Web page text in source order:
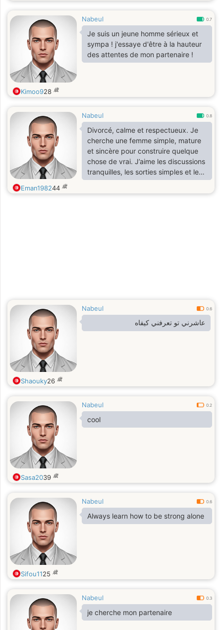
Nabeul 0.7
Je suis un jeune homme sérieux et
sympa ! j'essaye d'être à la hauteur
des attentes de mon partenaire !
Kimoo928 歳
Nabeul 0.8
Divorcé, calme et respectueux. Je
cherche une femme simple, mature
et sincère pour construire quelque
chose de vrai. J’aime les discussions
tranquilles, les sorties simples et les
personnes honnête
Eman198244 歳
Nabeul 0.6
عاشرني تو تعرفني كيفاه
Shaouky26 歳
Nabeul 0.2
cool
Sasa2039 歳
Nabeul 0.6
Always learn how to be strong alone
Sifou1125 歳
Nabeul 0.3
je cherche mon partenaire